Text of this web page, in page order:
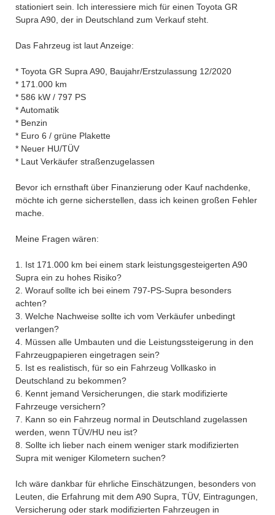
stationiert sein. Ich interessiere mich für einen Toyota GR
Supra A90, der in Deutschland zum Verkauf steht.
Das Fahrzeug ist laut Anzeige:
* Toyota GR Supra A90, Baujahr/Erstzulassung 12/2020
* 171.000 km
* 586 kW / 797 PS
* Automatik
* Benzin
* Euro 6 / grüne Plakette
* Neuer HU/TÜV
* Laut Verkäufer straßenzugelassen
Bevor ich ernsthaft über Finanzierung oder Kauf nachdenke,
möchte ich gerne sicherstellen, dass ich keinen großen Fehler
mache.
Meine Fragen wären:
1. Ist 171.000 km bei einem stark leistungsgesteigerten A90
Supra ein zu hohes Risiko?
2. Worauf sollte ich bei einem 797-PS-Supra besonders
achten?
3. Welche Nachweise sollte ich vom Verkäufer unbedingt
verlangen?
4. Müssen alle Umbauten und die Leistungssteigerung in den
Fahrzeugpapieren eingetragen sein?
5. Ist es realistisch, für so ein Fahrzeug Vollkasko in
Deutschland zu bekommen?
6. Kennt jemand Versicherungen, die stark modifizierte
Fahrzeuge versichern?
7. Kann so ein Fahrzeug normal in Deutschland zugelassen
werden, wenn TÜV/HU neu ist?
8. Sollte ich lieber nach einem weniger stark modifizierten
Supra mit weniger Kilometern suchen?
Ich wäre dankbar für ehrliche Einschätzungen, besonders von
Leuten, die Erfahrung mit dem A90 Supra, TÜV, Eintragungen,
Versicherung oder stark modifizierten Fahrzeugen in